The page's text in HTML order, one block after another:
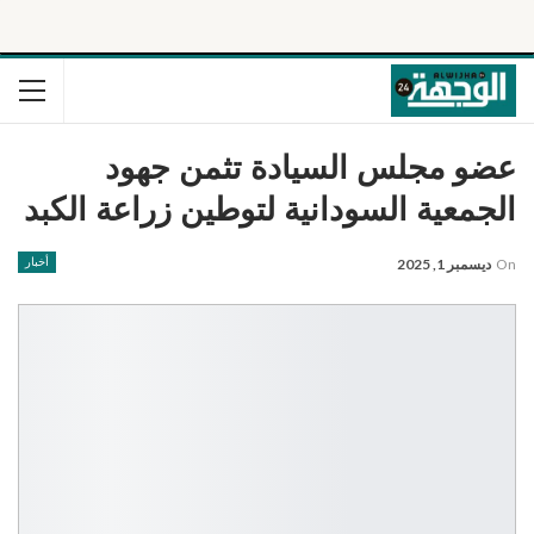
عضو مجلس السيادة تثمن جهود
الجمعية السودانية لتوطين زراعة الكبد
أخبار On ديسمبر 1, 2025